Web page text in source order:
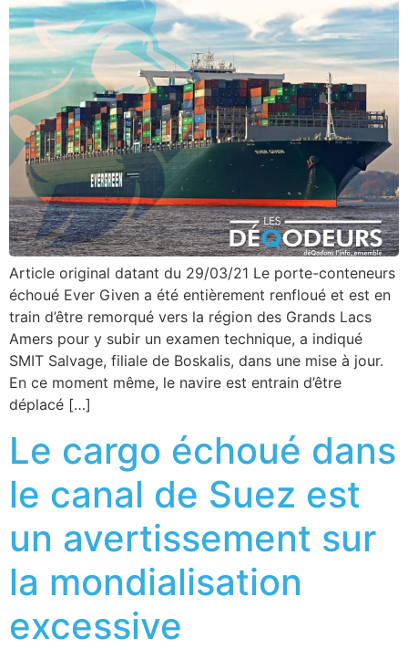
Article original datant du 29/03/21 Le porte-conteneurs
échoué Ever Given a été entièrement renfloué et est en
train d’être remorqué vers la région des Grands Lacs
Amers pour y subir un examen technique, a indiqué
SMIT Salvage, filiale de Boskalis, dans une mise à jour.
En ce moment même, le navire est entrain d’être
déplacé […]
Le cargo échoué dans
le canal de Suez est
un avertissement sur
la mondialisation
excessive